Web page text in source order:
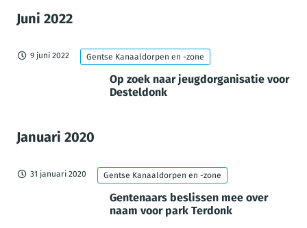
Juni 2022
9 juni 2022 Gentse Kanaaldorpen en -zone
Op zoek naar jeugdorganisatie voor
Desteldonk
Januari 2020
31 januari 2020 Gentse Kanaaldorpen en -zone
Gentenaars beslissen mee over
naam voor park Terdonk